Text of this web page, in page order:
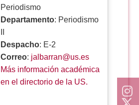
Periodismo
Departamento: Periodismo
Despacho: E-2
Correo: jalbarran@us.es
Más información académica
en el directorio de la US.